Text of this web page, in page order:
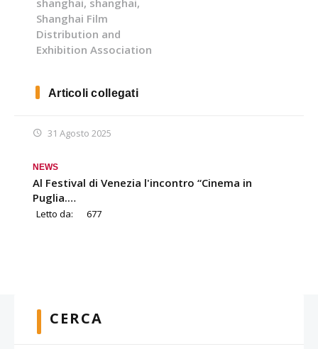
Shanghai Film
Distribution and
Exhibition Association
Articoli collegati
31 Agosto 2025
NEWS
Al Festival di Venezia l'incontro “Cinema in
Puglia.…
Letto da: 677
CERCA